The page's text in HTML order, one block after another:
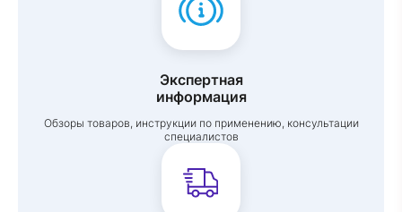
Экспертная
информация
Обзоры товаров, инструкции по применению, консультации
специалистов